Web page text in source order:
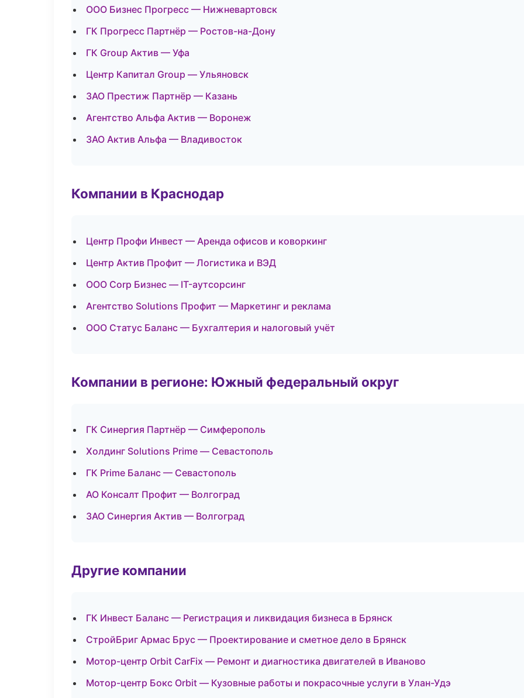
ООО Бизнес Прогресс — Нижневартовск
ГК Прогресс Партнёр — Ростов-на-Дону
ГК Group Актив — Уфа
Центр Капитал Group — Ульяновск
ЗАО Престиж Партнёр — Казань
Агентство Альфа Актив — Воронеж
ЗАО Актив Альфа — Владивосток
Компании в Краснодар
Центр Профи Инвест — Аренда офисов и коворкинг
Центр Актив Профит — Логистика и ВЭД
ООО Corp Бизнес — IT-аутсорсинг
Агентство Solutions Профит — Маркетинг и реклама
ООО Статус Баланс — Бухгалтерия и налоговый учёт
Компании в регионе: Южный федеральный округ
ГК Синергия Партнёр — Симферополь
Холдинг Solutions Prime — Севастополь
ГК Prime Баланс — Севастополь
АО Консалт Профит — Волгоград
ЗАО Синергия Актив — Волгоград
Другие компании
ГК Инвест Баланс — Регистрация и ликвидация бизнеса в Брянск
СтройБриг Армас Брус — Проектирование и сметное дело в Брянск
Мотор-центр Orbit CarFix — Ремонт и диагностика двигателей в Иваново
Мотор-центр Бокс Orbit — Кузовные работы и покрасочные услуги в Улан-Удэ